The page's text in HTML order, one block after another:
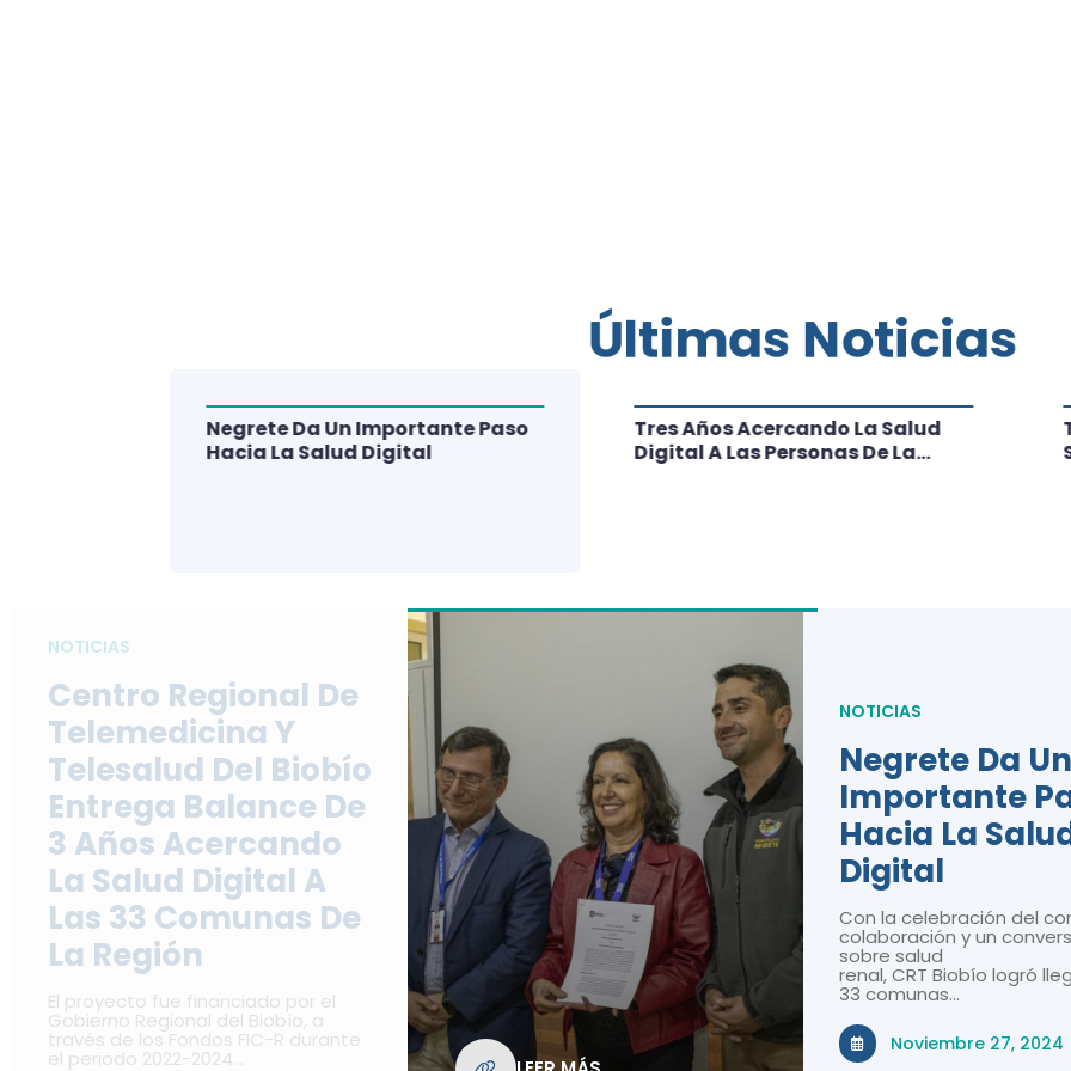
NOTICIAS
Centro Regional De
Telemedicina Y
Telesalud Del Biobío
Entrega Balance De
3 Años Acercando
La Salud Digital A
Las 33 Comunas De
La Región
El proyecto fue financiado por el
Gobierno Regional del Biobío, a
través de los Fondos FIC-R durante
el periodo 2022-2024…
NOTICIAS
Negrete Da Un
Importante
Hacia La
Digital
Con la celebración del
colaboración y un
sobre salud
renal, CRT Biobío logró
33 comunas…
Noviembre 27, 2024
Negrete Da Un Importante Paso
Hacia La Salud Digital
Tres Años Acercando La Salud
Digital A Las Personas De La
Últimas Noticias